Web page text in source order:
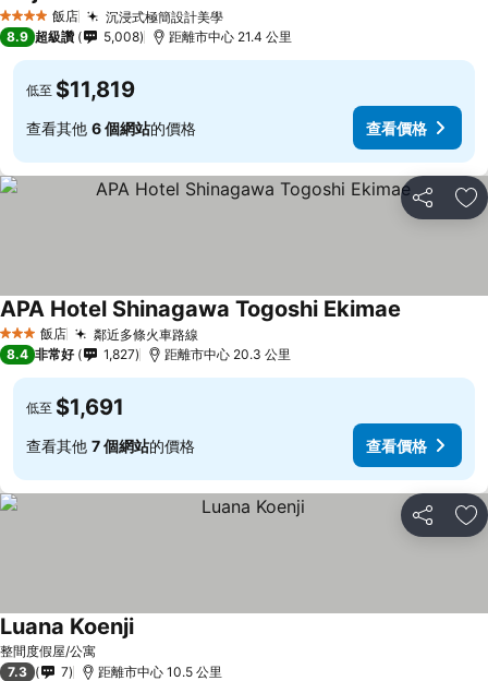
4 星級 飯店 沉浸式極簡設計美學
8.9 超級讚 5,008 距離市中心 21.4 公里
低至 $11,819
查看其他 6 個網站的價格 查看價格
分享 加
3 星級 飯店 鄰近多條火車路線
APA Hotel Shinagawa Togoshi Ekimae
8.4 非常好 1,827 距離市中心 20.3 公里
低至 $1,691
查看其他 7 個網站的價格 查看價格
分享 加
整間度假屋/公寓
Luana Koenji
7.3 7 距離市中心 10.5 公里